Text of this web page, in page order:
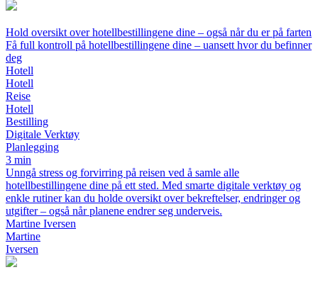
Hold oversikt over hotellbestillingene dine – også når du er på farten
Få full kontroll på hotellbestillingene dine – uansett hvor du befinner
deg
Hotell
Hotell
Reise
Hotell
Bestilling
Digitale Verktøy
Planlegging
3 min
Unngå stress og forvirring på reisen ved å samle alle
hotellbestillingene dine på ett sted. Med smarte digitale verktøy og
enkle rutiner kan du holde oversikt over bekreftelser, endringer og
utgifter – også når planene endrer seg underveis.
Martine Iversen
Martine
Iversen